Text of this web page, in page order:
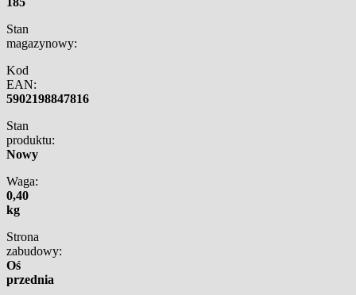
Stan
magazynowy:
Kod
EAN:
5902198847816
Stan
produktu:
Nowy
Waga:
0,40
kg
Strona
zabudowy:
Oś
przednia